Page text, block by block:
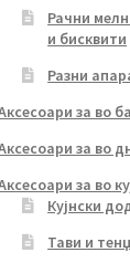
Рачни
и бисквити
Разни
за во
за во
за во
Кујнски
Тави и